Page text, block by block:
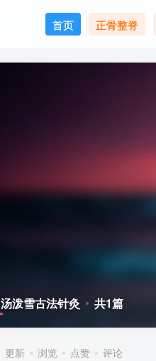
首页 正骨整脊
汤泼雪古法针灸 共1篇
更新 浏览 点赞 评论